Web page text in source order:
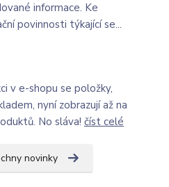
informace. Ke
povinnosti týkající se...
v e-shopu se položky,
nyní zobrazují až na
No sláva! číst celé
novinky